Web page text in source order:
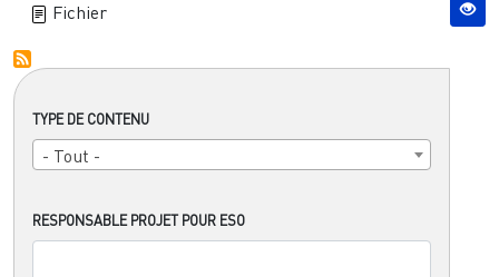
TYPE DE CONTENU
- Tout -
RESPONSABLE PROJET POUR ESO
Fichier